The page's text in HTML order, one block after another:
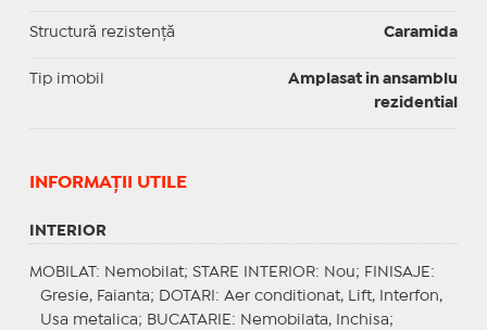
Structură rezistență Caramida
Tip imobil
Amplasat in ansamblu
rezidential
INFORMAŢII UTILE
INTERIOR
MOBILAT : Nemobilat; STARE INTERIOR: Nou; FINISAJE :
Gresie, Faianta;
DOTARI : Aer conditionat, Lift, Interfon,
Usa metalica; BUCATARIE : Nemobilata, Inchisa;